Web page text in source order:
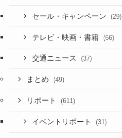
セール・キャンペーン (29)
テレビ・映画・書籍 (66)
交通ニュース (37)
まとめ (49)
リポート (611)
イベントリポート (31)